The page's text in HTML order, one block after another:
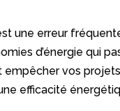
une erreur
d’énergie qui
empêcher vos
efficacité